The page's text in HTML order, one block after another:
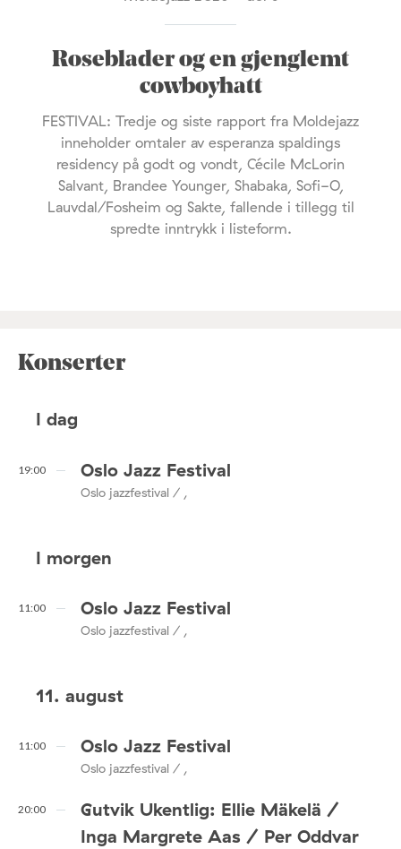
Roseblader og en gjenglemt
cowboyhatt
FESTIVAL: Tredje og siste rapport fra Moldejazz
inneholder omtaler av esperanza spaldings
residency på godt og vondt, Cécile McLorin
Salvant, Brandee Younger, Shabaka, Sofi-O,
Lauvdal/Fosheim og Sakte, fallende i tillegg til
spredte inntrykk i listeform.
Konserter
I dag
19:00 Oslo Jazz Festival
Oslo jazzfestival / ,
I morgen
11:00 Oslo Jazz Festival
Oslo jazzfestival / ,
11. august
11:00 Oslo Jazz Festival
Oslo jazzfestival / ,
20:00
Gutvik Ukentlig: Ellie Mäkelä /
Inga Margrete Aas / Per Oddvar